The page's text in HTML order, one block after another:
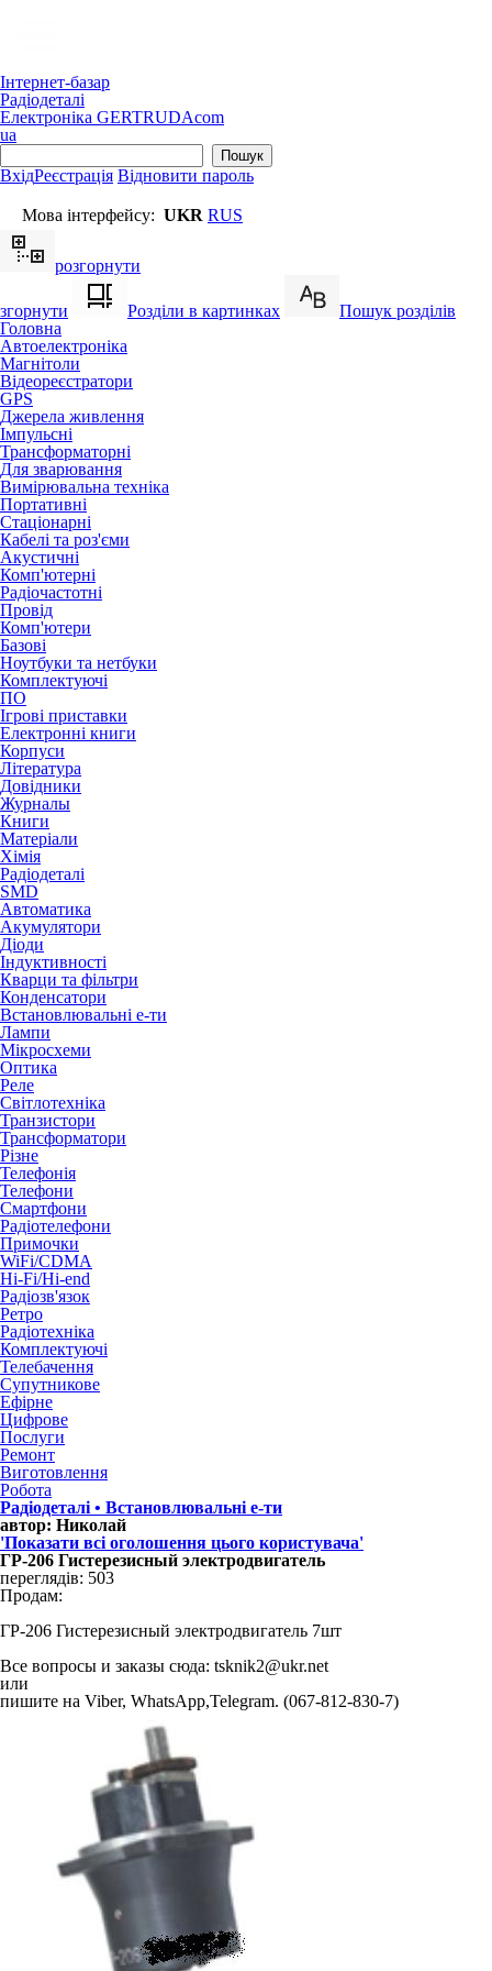
Інтернет-базар
Радіодеталі
Електроніка GERTRUDAcom
ua
ВхідРеєстрація Відновити пароль
Мова інтерфейсу: UKR RUS
розгорнути
згорнути Розділи в картинках
Пошук розділів
Головна
Автоелектроніка
Магнітоли
Відеореєстратори
GPS
Джерела живлення
Імпульсні
Трансформаторні
Для зварювання
Вимірювальна техніка
Портативні
Стаціонарні
Кабелі та роз'єми
Акустичні
Комп'ютерні
Радіочастотні
Провід
Комп'ютери
Базові
Ноутбуки та нетбуки
Комплектуючі
ПО
Ігрові приставки
Електронні книги
Корпуси
Література
Довідники
Журналы
Книги
Матеріали
Хімія
Радіодеталі
SMD
Автоматика
Акумулятори
Діоди
Індуктивності
Кварци та фільтри
Конденсатори
Встановлювальні е-ти
Лампи
Мікросхеми
Оптика
Реле
Світлотехніка
Транзистори
Трансформатори
Різне
Телефонія
Телефони
Смартфони
Радіотелефони
Примочки
WiFi/CDMA
Hi-Fi/Hi-end
Радіозв'язок
Ретро
Радіотехніка
Комплектуючі
Телебачення
Супутникове
Ефірне
Цифрове
Послуги
Ремонт
Виготовлення
Робота
Радіодеталі • Встановлювальні е-ти
автор: Николай
'Показати всі оголошення цього користувача'
ГР-206 Гистерезисный электродвигатель
переглядів: 503
Продам:
ГР-206 Гистерезисный электродвигатель 7шт
Все вопросы и заказы сюда: tsknik2@ukr.net
или
пишите на Viber, WhatsАpp,Telegram. (067-812-830-7)